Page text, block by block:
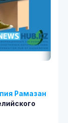
Рамазан